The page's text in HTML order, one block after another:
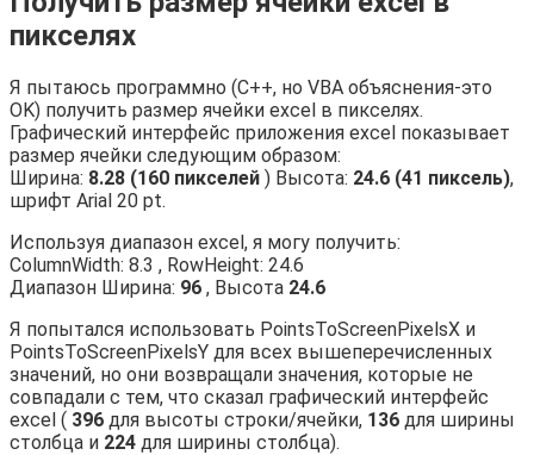
пикселях
Я пытаюсь программно (C++, но VBA объяснения-это
OK) получить размер ячейки excel в пикселях.
Графический интерфейс приложения excel показывает
размер ячейки следующим образом:
Ширина: 8.28 (160 пикселей ) Высота: 24.6 (41 пиксель),
шрифт Arial 20 pt.
Используя диапазон excel, я могу получить:
ColumnWidth: 8.3 , RowHeight: 24.6
Диапазон Ширина: 96 , Высота 24.6
Я попытался использовать PointsToScreenPixelsX и
PointsToScreenPixelsY для всех вышеперечисленных
значений, но они возвращали значения, которые не
совпадали с тем, что сказал графический интерфейс
excel ( 396 для высоты строки/ячейки, 136 для ширины
столбца и 224 для ширины столбца).